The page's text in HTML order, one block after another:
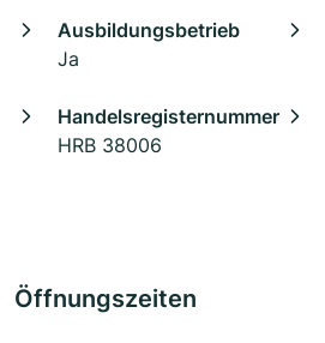
Ausbildungsbetrieb
Ja
Handelsregisternummer
HRB 38006
Öffnungszeiten